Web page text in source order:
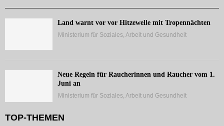
Land warnt vor vor Hitzewelle mit Tropennächten
Ministerium für Soziales, Arbeit und Gesundheit
Neue Regeln für Raucherinnen und Raucher vom 1.
Juni an
Ministerium für Soziales, Arbeit und Gesundheit
TOP-THEMEN